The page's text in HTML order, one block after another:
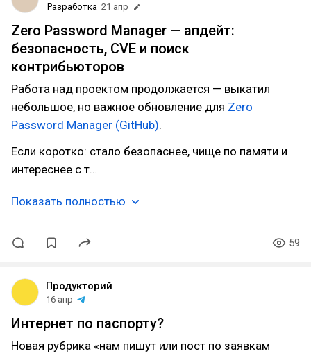
Разработка 21 апр
Zero Password Manager — апдейт:
безопасность, CVE и поиск
контрибьюторов
Работа над проектом продолжается — выкатил
небольшое, но важное обновление для Zero
Password Manager (GitHub).
Если коротко: стало безопаснее, чище по памяти и
интереснее с т…
Показать полностью
59
Продукторий
16 апр
Интернет по паспорту?
Новая рубрика «нам пишут или пост по заявкам